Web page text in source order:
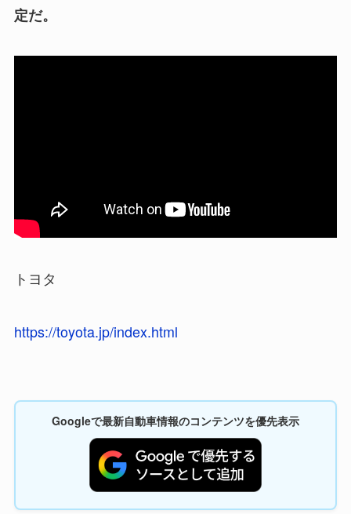
定だ。
トヨタ
https://toyota.jp/index.html
Googleで最新自動車情報のコンテンツを優先表示